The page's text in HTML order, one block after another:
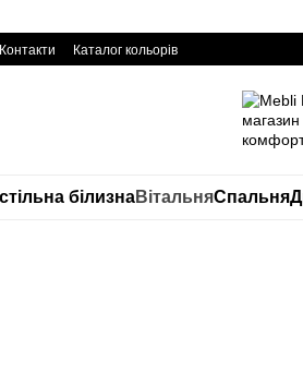
Контакти Каталог кольорів
білизнаВітальняСпальня